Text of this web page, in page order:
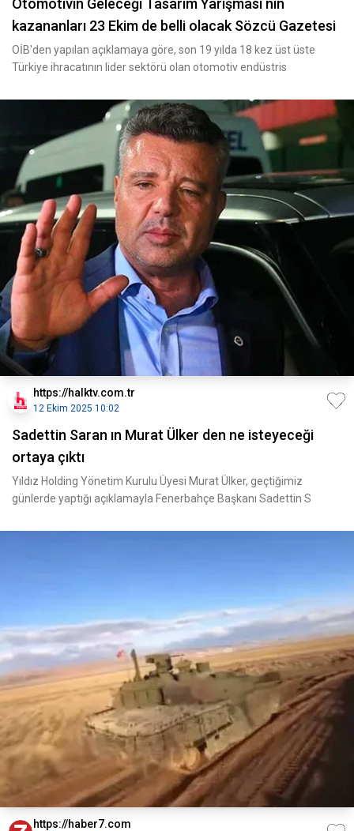
Otomotivin Geleceği Tasarım Yarışması nın
kazananları 23 Ekim de belli olacak Sözcü Gazetesi
OİB'den yapılan açıklamaya göre, son 19 yılda 18 kez üst üste
Türkiye ihracatının lider sektörü olan otomotiv endüstris
https://halktv.com.tr
12 Ekim 2025 10:02
Sadettin Saran ın Murat Ülker den ne isteyeceği
ortaya çıktı
Yıldız Holding Yönetim Kurulu Üyesi Murat Ülker, geçtiğimiz
günlerde yaptığı açıklamayla Fenerbahçe Başkanı Sadettin S
https://haber7.com